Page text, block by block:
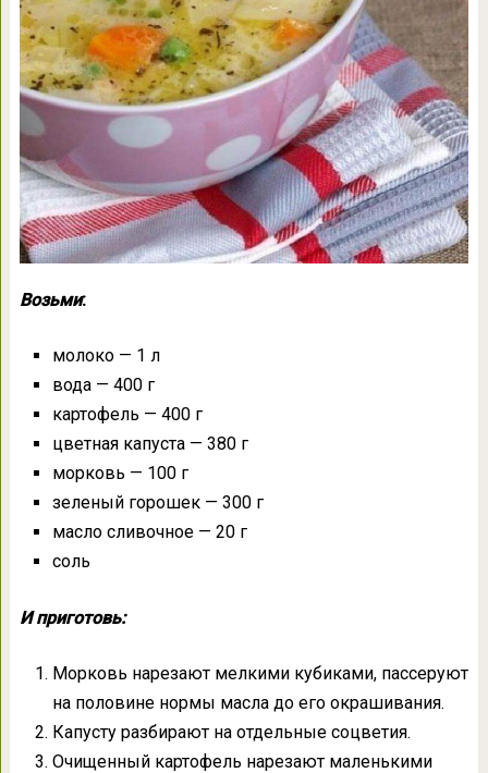
Возьми:
молоко — 1 л
вода — 400 г
картофель — 400 г
цветная капуста — 380 г
морковь — 100 г
зеленый горошек — 300 г
масло сливочное — 20 г
соль
И приготовь:
Морковь нарезают мелкими кубиками, пассеруют
на половине нормы масла до его окрашивания.
Капусту разбирают на отдельные соцветия.
Очищенный картофель нарезают маленькими